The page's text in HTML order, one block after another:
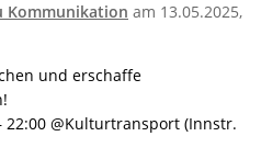
Kommunikation am 13.05.2025,
und erschaffe
22:00 @Kulturtransport (Innstr.